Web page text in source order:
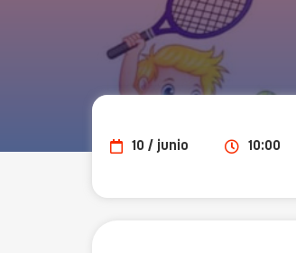
10 / junio 10:00